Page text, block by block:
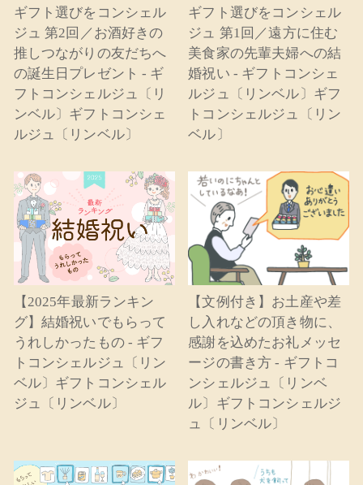
ギフト選びをコンシェル
ジュ 第2回／お酒好きの
推しつながりの友だちへ
の誕生日プレゼント - ギ
フトコンシェルジュ〔リ
ンベル〕ギフトコンシェ
ルジュ〔リンベル〕
ギフト選びをコンシェル
ジュ 第1回／遠方に住む
美食家の先輩夫婦への結
婚祝い - ギフトコンシェ
ルジュ〔リンベル〕ギフ
トコンシェルジュ〔リン
ベル〕
【2025年最新ランキン
グ】結婚祝いでもらって
うれしかったもの - ギフ
トコンシェルジュ〔リン
ベル〕ギフトコンシェル
ジュ〔リンベル〕
【文例付き】お土産や差
し入れなどの頂き物に、
感謝を込めたお礼メッセ
ージの書き方 - ギフトコ
ンシェルジュ〔リンベ
ル〕ギフトコンシェルジ
ュ〔リンベル〕